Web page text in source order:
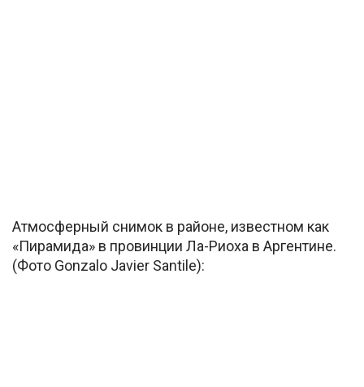
Атмосферный снимок в районе, известном как
«Пирамида» в провинции Ла-Риоха в Аргентине.
(Фото Gonzalo Javier Santile):